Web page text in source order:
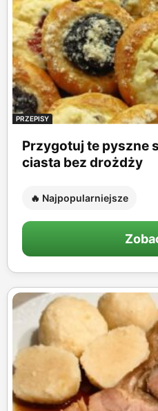
PRZEPISY
Przygotuj te pyszne
ciasta bez drożdży
🔥 Najpopularniejsze